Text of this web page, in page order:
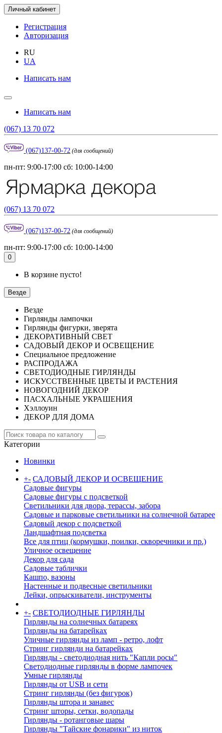
Личный кабинет
Регистрация
Авторизация
RU
UA
Написать нам
Написать нам
(067) 13 70 072
(067)137-00-72 (для сообщений)
пн-пт: 9:00-17:00 сб: 10:00-14:00
(067) 13 70 072
(067)137-00-72 (для сообщений)
пн-пт: 9:00-17:00 сб: 10:00-14:00
0
В корзине пусто!
Везде
Везде
Гирлянды лампочки
Гирлянды фигурки, зверята
ДЕКОРАТИВНЫЙ СВЕТ
САДОВЫЙ ДЕКОР И ОСВЕЩЕНИЕ
Специальное предложение
РАСПРОДАЖА
СВЕТОДИОДНЫЕ ГИРЛЯНДЫ
ИСКУССТВЕННЫЕ ЦВЕТЫ И РАСТЕНИЯ
НОВОГОДНИЙ ДЕКОР
ПАСХАЛЬНЫЕ УКРАШЕНИЯ
Хэллоуин
ДЕКОР ДЛЯ ДОМА
Категории
Новинки
+- САДОВЫЙ ДЕКОР И ОСВЕЩЕНИЕ
Садовые фигуры
Садовые фигуры с подсветкой
Светильники для двора, терассы, забора
Садовые и парковые светильники на солнечной батарее
Садовый декор с подсветкой
Ландшафтная подсветка
Все для птиц (кормушки, поилки, скворечники и пр.)
Уличное освещение
Декор для сада
Садовые таблички
Кашпо, вазоны
Настенные и подвесные светильники
Лейки, опрыскиватели, инструменты
+- СВЕТОДИОДНЫЕ ГИРЛЯНДЫ
Гирлянды на солнечных батареях
Гирлянды на батарейках
Уличные гирлянды из ламп - ретро, лофт
Стринг гирлянди на батарейках
Гирлянды - светодиодная нить "Капли росы"
Светодиодные гирлянды в форме лампочек
Умные гирлянды
Гирлянды от USB и сети
Стринг гирлянды (без фигурок)
Гирлянды штора и занавес
Стринг шторы, сетки, водопады
Гирлянды - ротанговые шары
Гирлянды "Тайские фонарики" из ниток